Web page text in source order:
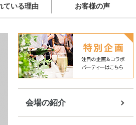
ている理由 お客様の声
会場の紹介